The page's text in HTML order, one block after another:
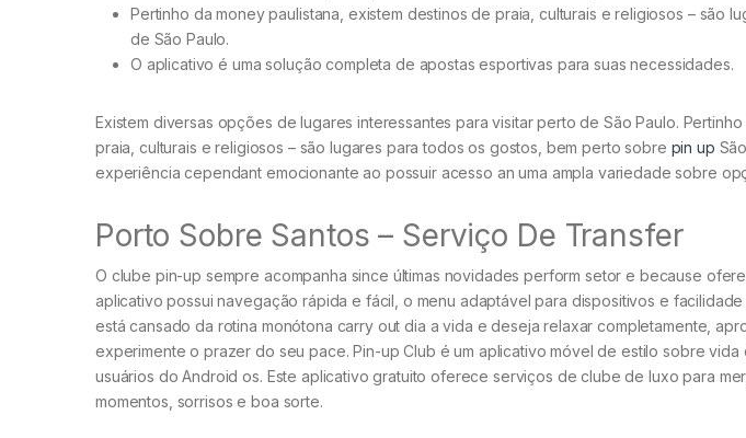
Pertinho da money paulistana, existem destinos de praia, culturais e religiosos – são
de São Paulo.
O aplicativo é uma solução completa de apostas esportivas para suas necessidades.
Existem diversas opções de lugares interessantes para visitar perto de São Paulo.
praia, culturais e religiosos – são lugares para todos os gostos, bem perto sobre pin up
experiência cependant emocionante ao possuir acesso an uma ampla variedade sobre
Porto Sobre Santos – Serviço De Transfer
O clube pin-up sempre acompanha since últimas novidades perform setor e because
aplicativo possui navegação rápida e fácil, o menu adaptável para dispositivos e
está cansado da rotina monótona carry out dia a vida e deseja relaxar completamente,
experimente o prazer do seu pace. Pin-up Club é um aplicativo móvel de estilo sobre
usuários do Android os. Este aplicativo gratuito oferece serviços de clube de luxo para
momentos, sorrisos e boa sorte.